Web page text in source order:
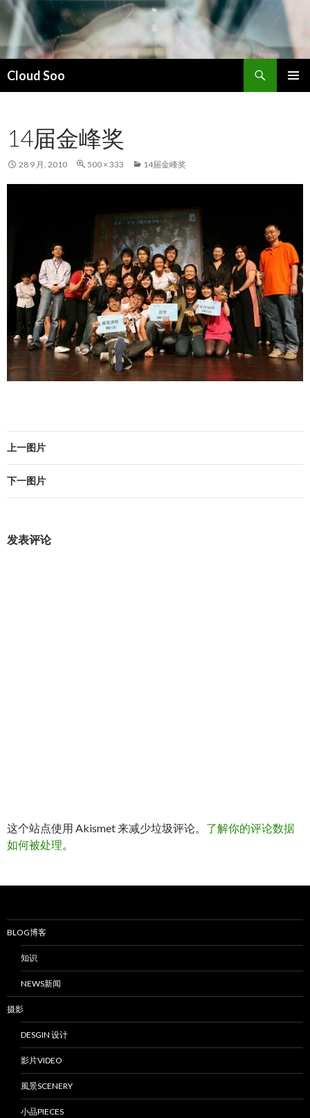
Cloud Soo
索
文
14届金峰奖
28 9 月, 2010 500 × 333 14届金峰奖
上一图片
下一图片
发表评论
这个站点使用 Akismet 来减少垃圾评论。 了解你的评论数据
如何被处理。
BLOG博客
知识
NEWS新闻
摄影
DESGIN 设计
影片VIDEO
風景SCENERY
小品PIECES